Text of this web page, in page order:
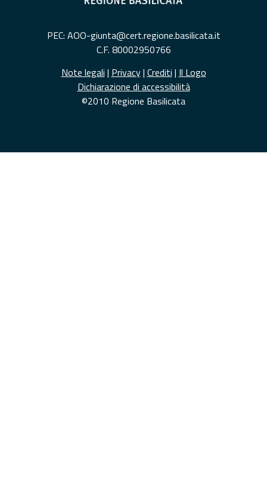
PEC: AOO-giunta@cert.regione.basilicata.it
C.F. 80002950766
Note legali | Privacy| Crediti | Il Logo
Dichiarazione di accessibilità
©2010 Regione Basilicata